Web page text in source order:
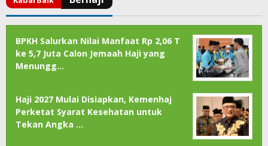
BPKH Salurkan Nilai Manfaat Rp 2,06 T
ke 5,7 Juta Calon Jemaah Haji yang
Menungg…
Haji 2027 Mulai Disiapkan, Kemenhaj
Perketat Syarat Kesehatan untuk
Tekan Angka …